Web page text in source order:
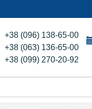
+38 (096) 138-65-00
+38 (063) 136-65-00
+38 (099) 270-20-92